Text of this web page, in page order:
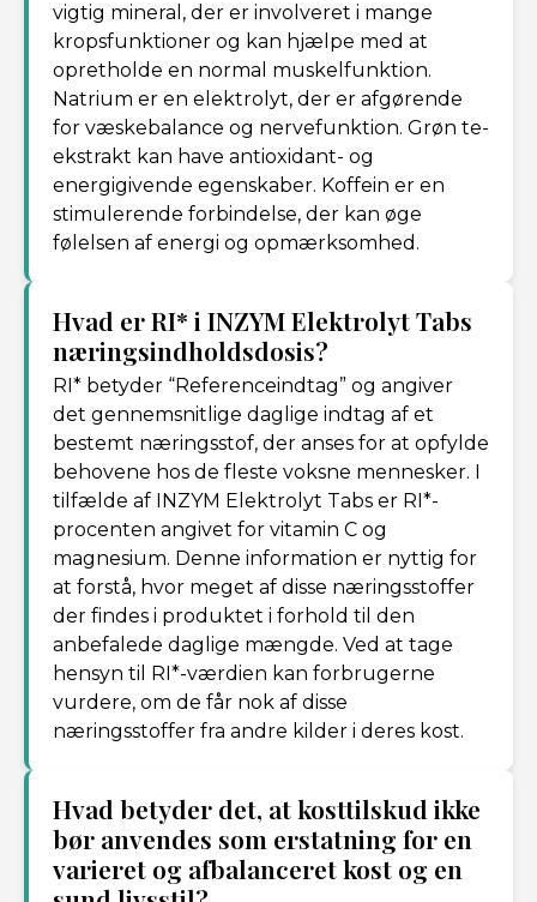
vigtig mineral, der er involveret i mange
kropsfunktioner og kan hjælpe med at
opretholde en normal muskelfunktion.
Natrium er en elektrolyt, der er afgørende
for væskebalance og nervefunktion. Grøn te-
ekstrakt kan have antioxidant- og
energigivende egenskaber. Koffein er en
stimulerende forbindelse, der kan øge
følelsen af energi og opmærksomhed.
Hvad er RI* i INZYM Elektrolyt Tabs
næringsindholdsdosis?
RI* betyder “Referenceindtag” og angiver
det gennemsnitlige daglige indtag af et
bestemt næringsstof, der anses for at opfylde
behovene hos de fleste voksne mennesker. I
tilfælde af INZYM Elektrolyt Tabs er RI*-
procenten angivet for vitamin C og
magnesium. Denne information er nyttig for
at forstå, hvor meget af disse næringsstoffer
der findes i produktet i forhold til den
anbefalede daglige mængde. Ved at tage
hensyn til RI*-værdien kan forbrugerne
vurdere, om de får nok af disse
næringsstoffer fra andre kilder i deres kost.
Hvad betyder det, at kosttilskud ikke
bør anvendes som erstatning for en
varieret og afbalanceret kost og en